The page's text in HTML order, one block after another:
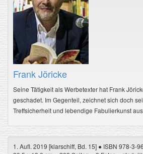
Frank Jöricke
Seine Tätigkeit als Werbetexter hat Frank
geschadet. Im Gegenteil, zeichnet sich doch
Treffsicherheit und lebendige Fabulierkunst
1. Aufl. 2019 [klarschiff, Bd. 15] ● ISBN 978-3-